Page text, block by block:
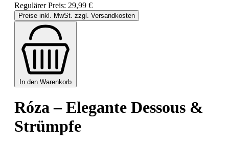
Regulärer Preis: 29,99 €
Preise inkl. MwSt. zzgl. Versandkosten
In den Warenkorb
Róza – Elegante Dessous &
Strümpfe